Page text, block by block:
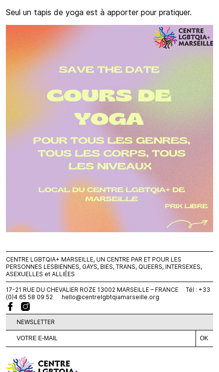
Seul un tapis de yoga est à apporter pour pratiquer.
CENTRE LGBTQIA+ MARSEILLE, UN CENTRE PAR ET POUR LES
PERSONNES LESBIENNES, GAYS, BIES, TRANS, QUEERS, INTERSEXES,
ASEXUELLES et ALLIÉES
17-21 RUE DU CHEVALIER ROZE 13002 MARSEILLE – FRANCE Tél : +33
(0)4 65 58 09 52
hello@centrelgbtqiamarseille.org
NEWSLETTER